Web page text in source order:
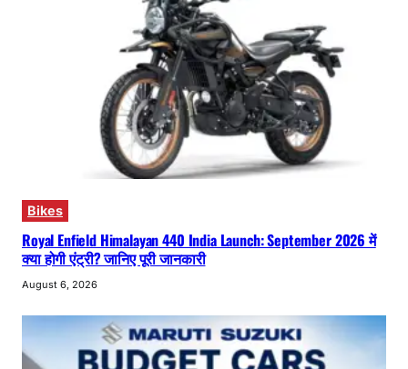
Bikes
Royal Enfield Himalayan 440 India Launch: September 2026 में
क्या होगी एंट्री? जानिए पूरी जानकारी
August 6, 2026